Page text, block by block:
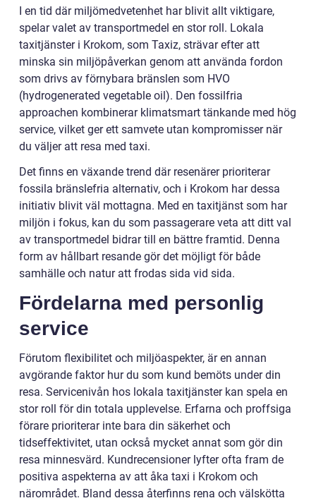
I en tid där miljömedvetenhet har blivit allt viktigare,
spelar valet av transportmedel en stor roll. Lokala
taxitjänster i Krokom, som Taxiz, strävar efter att
minska sin miljöpåverkan genom att använda fordon
som drivs av förnybara bränslen som HVO
(hydrogenerated vegetable oil). Den fossilfria
approachen kombinerar klimatsmart tänkande med hög
service, vilket ger ett samvete utan kompromisser när
du väljer att resa med taxi.
Det finns en växande trend där resenärer prioriterar
fossila bränslefria alternativ, och i Krokom har dessa
initiativ blivit väl mottagna. Med en taxitjänst som har
miljön i fokus, kan du som passagerare veta att ditt val
av transportmedel bidrar till en bättre framtid. Denna
form av hållbart resande gör det möjligt för både
samhälle och natur att frodas sida vid sida.
Fördelarna med personlig
service
Förutom flexibilitet och miljöaspekter, är en annan
avgörande faktor hur du som kund bemöts under din
resa. Servicenivån hos lokala taxitjänster kan spela en
stor roll för din totala upplevelse. Erfarna och proffsiga
förare prioriterar inte bara din säkerhet och
tidseffektivitet, utan också mycket annat som gör din
resa minnesvärd. Kundrecensioner lyfter ofta fram de
positiva aspekterna av att åka taxi i Krokom och
närområdet. Bland dessa återfinns rena och välskötta